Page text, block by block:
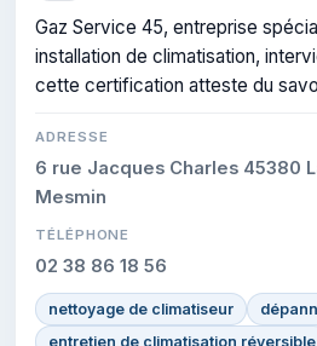
Gaz Service 45, entreprise
installation de climatisation,
cette certification atteste du
ADRESSE
6 rue Jacques Charles 45380
Mesmin
TÉLÉPHONE
02 38 86 18 56
nettoyage de climatiseur
entretien de climatisation réversible